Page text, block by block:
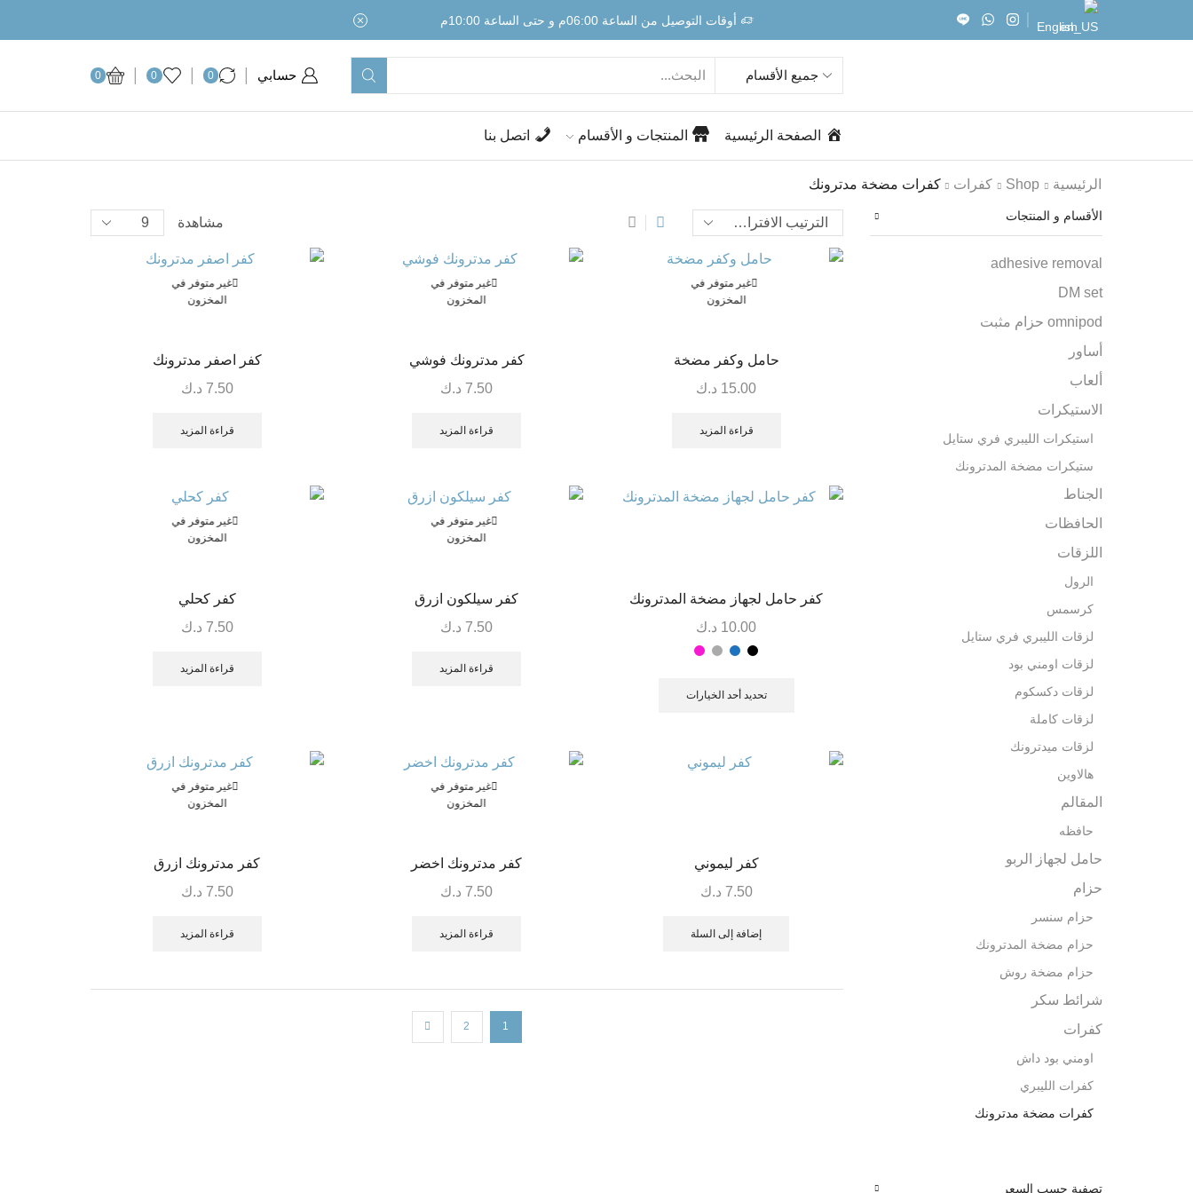
English أوقات التوصيل من الساعة 06:00م و حتى الساعة 10:00م
حسابي 0
0
0
الصفحة الرئيسية المنتجات و الأقسام اتصل بنا
الرئيسية Shop كفرات كفرات مضخة مدترونك
مشاهدة
غير متوفر في
المخزون
حامل وكفر مضخة
15.00 د.ك
قراءة المزيد
غير متوفر في
المخزون
كفر مدترونك فوشي
7.50 د.ك
قراءة المزيد
غير متوفر في
المخزون
كفر اصفر مدترونك
7.50 د.ك
قراءة المزيد
كفر حامل لجهاز مضخة المدترونك
10.00 د.ك
تحديد أحد الخيارات
غير متوفر في
المخزون
كفر سيلكون ازرق
7.50 د.ك
قراءة المزيد
غير متوفر في
المخزون
كفر كحلي
7.50 د.ك
قراءة المزيد
كفر ليموني
7.50 د.ك
إضافة إلى السلة
غير متوفر في
المخزون
كفر مدترونك اخضر
7.50 د.ك
قراءة المزيد
غير متوفر في
المخزون
كفر مدترونك ازرق
7.50 د.ك
قراءة المزيد
1
2
الأقسام و المنتجات
adhesive removal
DM set
omnipod حزام مثبت
أساور
ألعاب
الاستيكرات
استيكرات الليبري فري ستايل
ستيكرات مضخة المدترونك
الجناط
الحافظات
اللزقات
الرول
كرسمس
لزقات الليبري فري ستايل
لزقات اومني بود
لزقات دكسكوم
لزقات كاملة
لزقات ميدترونك
هالاوين
المقالم
حافظه
حامل لجهاز الربو
حزام
حزام سنسر
حزام مضخة المدترونك
حزام مضخة روش
شرائط سكر
كفرات
اومني بود داش
كفرات الليبري
كفرات مضخة مدترونك
تصفية حسب السعر